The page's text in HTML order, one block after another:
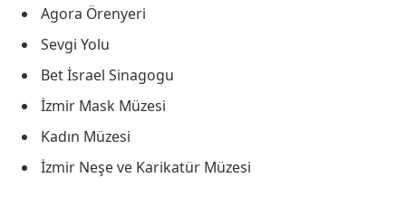
Agora Örenyeri
Sevgi Yolu
Bet İsrael Sinagogu
İzmir Mask Müzesi
Kadın Müzesi
İzmir Neşe ve Karikatür Müzesi